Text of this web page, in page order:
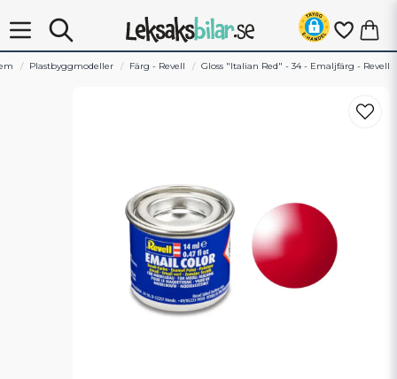
Plastbyggmodeller Färg - Revell Gloss "Italian Red" - 34 - Emaljfärg - Revell